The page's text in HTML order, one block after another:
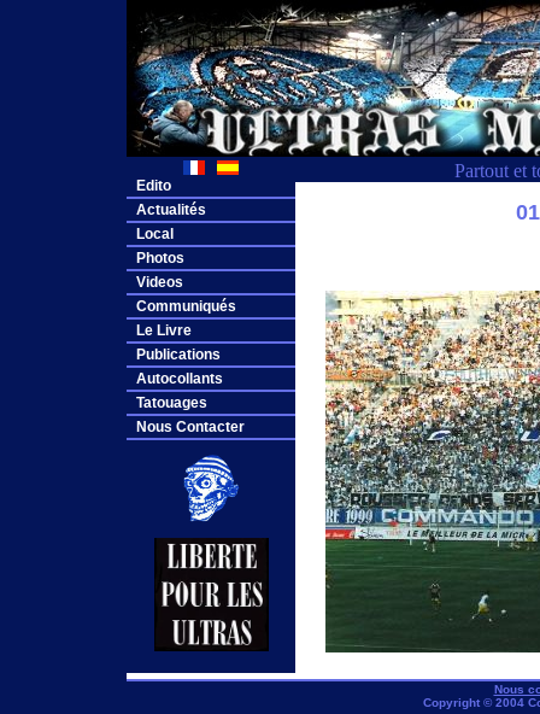
Partout et
Edito
Actualités
Local
Photos
Videos
Communiqués
Le Livre
Publications
Autocollants
Tatouages
Nous Contacter
Nous
Copyright © 2004